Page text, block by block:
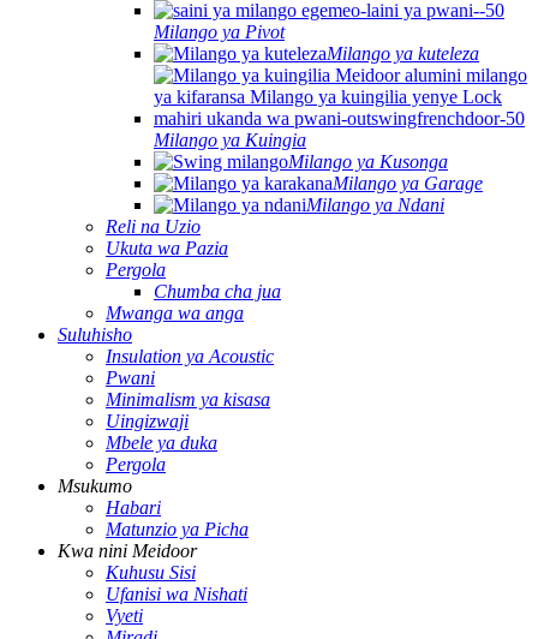
Milango ya Pivot
Milango ya kuteleza
Milango ya Kuingia
Milango ya Kusonga
Milango ya Garage
Milango ya Ndani
Reli na Uzio
Ukuta wa Pazia
Pergola
Chumba cha jua
Mwanga wa anga
Suluhisho
Insulation ya Acoustic
Pwani
Minimalism ya kisasa
Uingizwaji
Mbele ya duka
Pergola
Msukumo
Habari
Matunzio ya Picha
Kwa nini Meidoor
Kuhusu Sisi
Ufanisi wa Nishati
Vyeti